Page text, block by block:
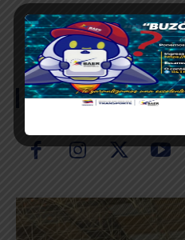
SÍGUENOS